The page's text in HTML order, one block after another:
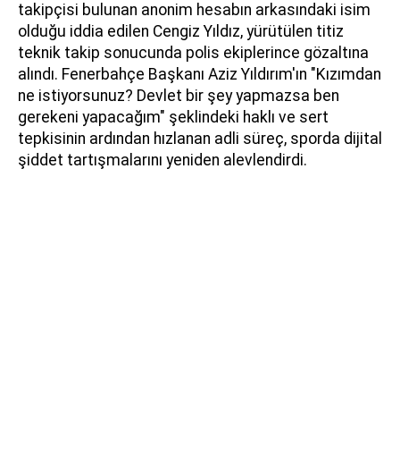
takipçisi bulunan anonim hesabın arkasındaki isim
olduğu iddia edilen Cengiz Yıldız, yürütülen titiz
teknik takip sonucunda polis ekiplerince gözaltına
alındı. Fenerbahçe Başkanı Aziz Yıldırım'ın "Kızımdan
ne istiyorsunuz? Devlet bir şey yapmazsa ben
gerekeni yapacağım" şeklindeki haklı ve sert
tepkisinin ardından hızlanan adli süreç, sporda dijital
şiddet tartışmalarını yeniden alevlendirdi.